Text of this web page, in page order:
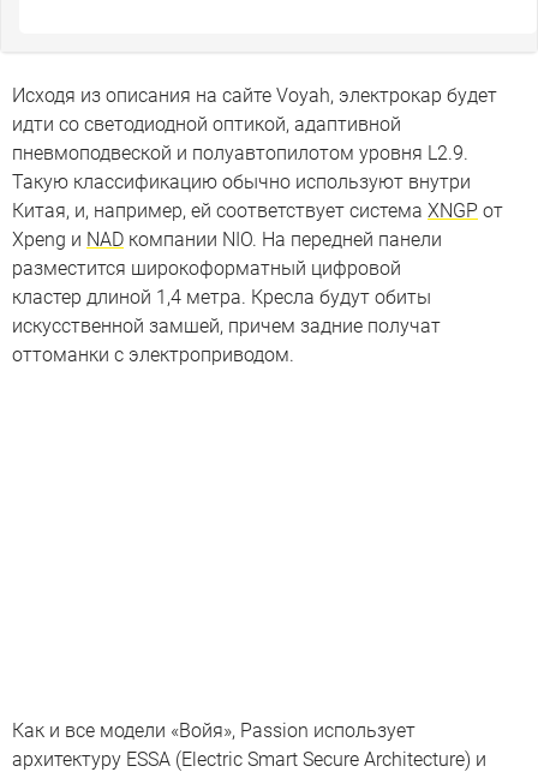
Исходя из описания на сайте Voyah, электрокар будет
идти со светодиодной оптикой, адаптивной
пневмоподвеской и полуавтопилотом уровня L2.9.
Такую классификацию обычно используют внутри
Китая, и, например, ей соответствует система XNGP от
Xpeng и NAD компании NIO. На передней панели
разместится широкоформатный цифровой
кластер длиной 1,4 метра. Кресла будут обиты
искусственной замшей, причем задние получат
оттоманки с электроприводом.
Как и все модели «Войя», Passion использует
архитектуру ESSA (Electric Smart Secure Architecture) и